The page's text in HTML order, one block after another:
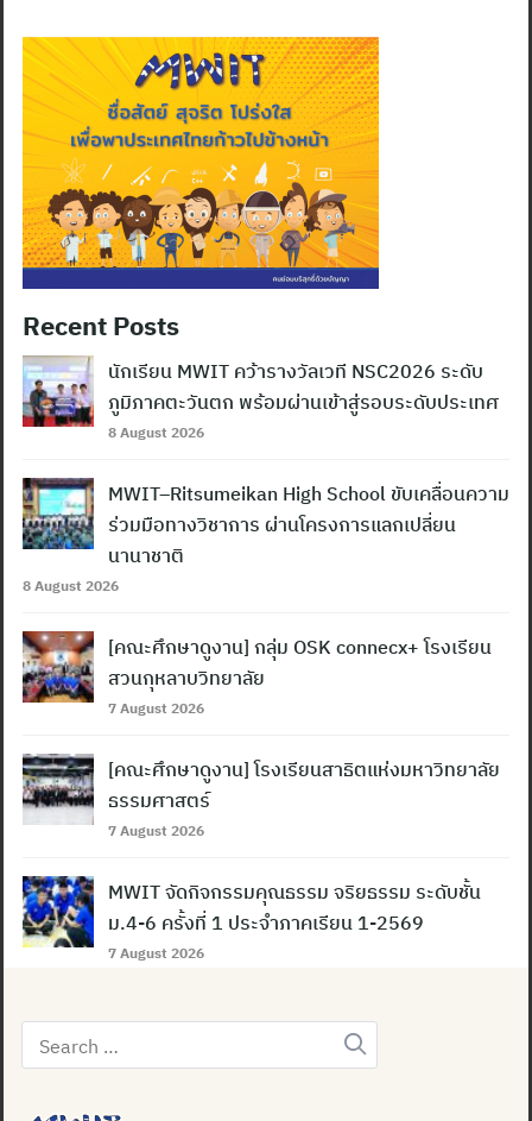
Recent Posts
นักเรียน MWIT คว้ารางวัลเวที NSC2026 ระดับ
ภูมิภาคตะวันตก พร้อมผ่านเข้าสู่รอบระดับประเทศ
8 August 2026
MWIT–Ritsumeikan High School ขับเคลื่อนความ
ร่วมมือทางวิชาการ ผ่านโครงการแลกเปลี่ยน
นานาชาติ
8 August 2026
[คณะศึกษาดูงาน] กลุ่ม OSK connecx+ โรงเรียน
สวนกุหลาบวิทยาลัย
7 August 2026
[คณะศึกษาดูงาน] โรงเรียนสาธิตแห่งมหาวิทยาลัย
ธรรมศาสตร์
7 August 2026
MWIT จัดกิจกรรมคุณธรรม จริยธรรม ระดับชั้น
ม.4-6 ครั้งที่ 1 ประจำภาคเรียน 1-2569
7 August 2026
Search
for: